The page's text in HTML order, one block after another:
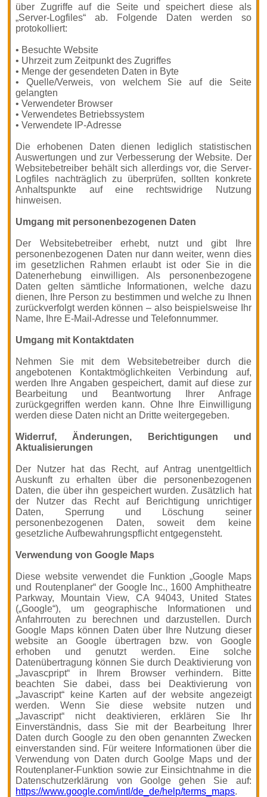
über Zugriffe auf die Seite und speichert diese als
„Server-Logfiles“ ab. Folgende Daten werden so
protokolliert:
• Besuchte Website
• Uhrzeit zum Zeitpunkt des Zugriffes
• Menge der gesendeten Daten in Byte
• Quelle/Verweis, von welchem Sie auf die Seite
gelangten
• Verwendeter Browser
• Verwendetes Betriebssystem
• Verwendete IP-Adresse
Die erhobenen Daten dienen lediglich statistischen
Auswertungen und zur Verbesserung der Website. Der
Websitebetreiber behält sich allerdings vor, die Server-
Logfiles nachträglich zu überprüfen, sollten konkrete
Anhaltspunkte auf eine rechtswidrige Nutzung
hinweisen.
Umgang mit personenbezogenen Daten
Der Websitebetreiber erhebt, nutzt und gibt Ihre
personenbezogenen Daten nur dann weiter, wenn dies
im gesetzlichen Rahmen erlaubt ist oder Sie in die
Datenerhebung einwilligen. Als personenbezogene
Daten gelten sämtliche Informationen, welche dazu
dienen, Ihre Person zu bestimmen und welche zu Ihnen
zurückverfolgt werden können – also beispielsweise Ihr
Name, Ihre E-Mail-Adresse und Telefonnummer.
Umgang mit Kontaktdaten
Nehmen Sie mit dem Websitebetreiber durch die
angebotenen Kontaktmöglichkeiten Verbindung auf,
werden Ihre Angaben gespeichert, damit auf diese zur
Bearbeitung und Beantwortung Ihrer Anfrage
zurückgegriffen werden kann. Ohne Ihre Einwilligung
werden diese Daten nicht an Dritte weitergegeben.
Widerruf, Änderungen, Berichtigungen und
Aktualisierungen
Der Nutzer hat das Recht, auf Antrag unentgeltlich
Auskunft zu erhalten über die personenbezogenen
Daten, die über ihn gespeichert wurden. Zusätzlich hat
der Nutzer das Recht auf Berichtigung unrichtiger
Daten, Sperrung und Löschung seiner
personenbezogenen Daten, soweit dem keine
gesetzliche Aufbewahrungspflicht entgegensteht.
Verwendung von Google Maps
Diese website verwendet die Funktion „Google Maps
und Routenplaner“ der Google Inc., 1600 Amphitheatre
Parkway, Mountain View, CA 94043, United States
(„Google“), um geographische Informationen und
Anfahrrouten zu berechnen und darzustellen. Durch
Google Maps können Daten über Ihre Nutzung dieser
website an Google übertragen bzw. von Google
erhoben und genutzt werden. Eine solche
Datenübertragung können Sie durch Deaktivierung von
„Javascpript“ in Ihrem Browser verhindern. Bitte
beachten Sie dabei, dass bei Deaktivierung von
„Javascript“ keine Karten auf der website angezeigt
werden. Wenn Sie diese website nutzen und
„Javascript“ nicht deaktivieren, erklären Sie Ihr
Einverständnis, dass Sie mit der Bearbeitung Ihrer
Daten durch Google zu den oben genannten Zwecken
einverstanden sind. Für weitere Informationen über die
Verwendung von Daten durch Goolge Maps und der
Routenplaner-Funktion sowie zur Einsichtnahme in die
Datenschutzerklärung von Goolge gehen Sie auf:
https://www.google.com/intl/de_de/help/terms_maps.